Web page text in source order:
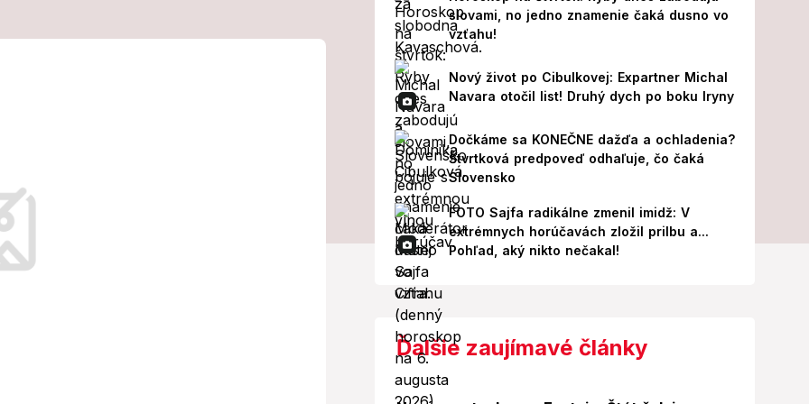
násilia
vášne.
slovami, no jedno znamenie čaká dusno vo
vzťahu!
Nový život po Cibulkovej: Expartner Michal
Navara otočil list! Druhý dych po boku Iryny
Dočkáme sa KONEČNE dažďa a ochladenia?
Štvrtková predpoveď odhaľuje, čo čaká
Slovensko
FOTO Sajfa radikálne zmenil imidž: V
extrémnych horúčavách zložil prilbu a...
Pohľad, aký nikto nečakal!
Ďalšie zaujímavé články